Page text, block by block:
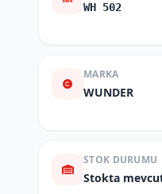
WH 502
MARKA
WUNDER
STOK DURUMU
Stokta